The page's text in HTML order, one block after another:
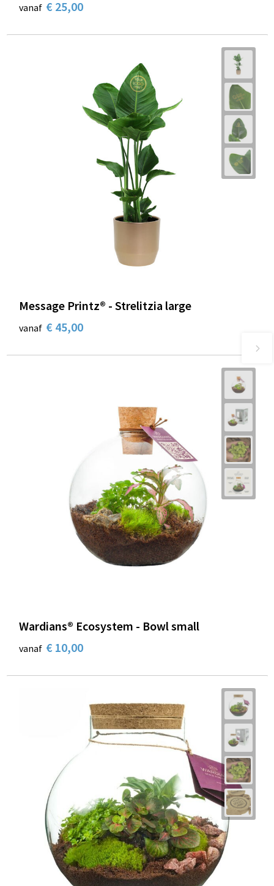
vanaf € 25,00
Message Printz® - Strelitzia large
vanaf € 45,00
Wardians® Ecosystem - Bowl small
vanaf € 10,00